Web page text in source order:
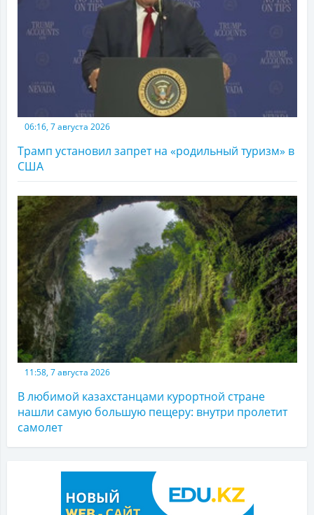
06:16, 7 августа 2026
Трамп установил запрет на «родильный туризм» в
США
11:58, 7 августа 2026
В любимой казахстанцами курортной стране
нашли самую большую пещеру: внутри пролетит
самолет